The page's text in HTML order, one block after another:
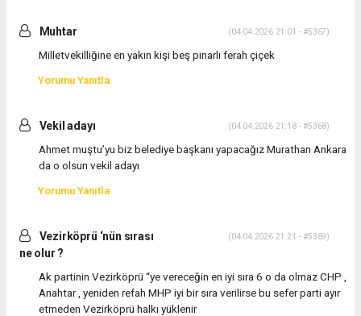
Muhtar (04.04.2026 21:01 - #5367)
Milletvekilliğine en yakın kişi beş pınarlı ferah çiçek
Yorumu Yanıtla
Vekil adayı (04.04.2026 21:18 - #5368)
Ahmet muştu’yu biz belediye başkanı yapacağız Murathan Ankara
da o olsun vekil adayı
Yorumu Yanıtla
Vezirköprü ‘nün sırası
ne olur ?
(04.04.2026 21:21 - #5369)
Ak partinin Vezirköprü “ye vereceğin en iyi sıra 6 o da olmaz CHP ,
Anahtar , yeniden refah MHP iyi bir sıra verilirse bu sefer parti ayır
etmeden Vezirköprü halkı yüklenir